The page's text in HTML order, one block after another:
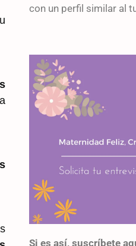
con un perfil similar al
Si es así, suscríbete